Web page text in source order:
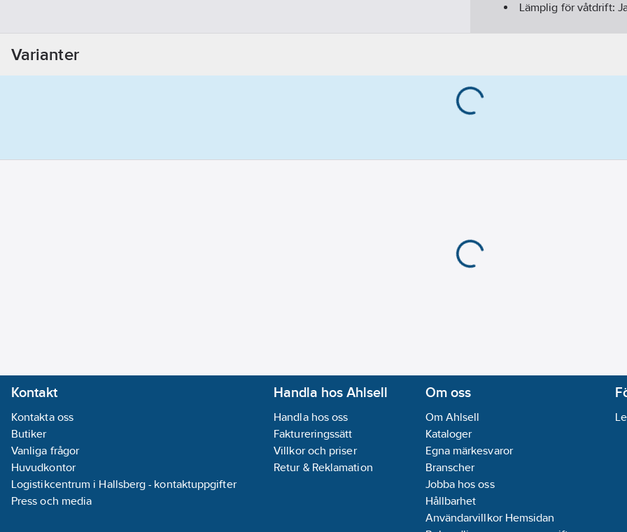
Lämplig för våtdrift:
Varianter
Kontakt
Kontakta oss
Butiker
Vanliga frågor
Huvudkontor
Logistikcentrum i Hallsberg - kontaktuppgifter
Press och media
Handla hos Ahlsell
Handla hos oss
Faktureringssätt
Villkor och priser
Retur & Reklamation
Om oss
Om Ahlsell
Kataloger
Egna märkesvaror
Branscher
Jobba hos oss
Hållbarhet
Användarvillkor Hemsidan